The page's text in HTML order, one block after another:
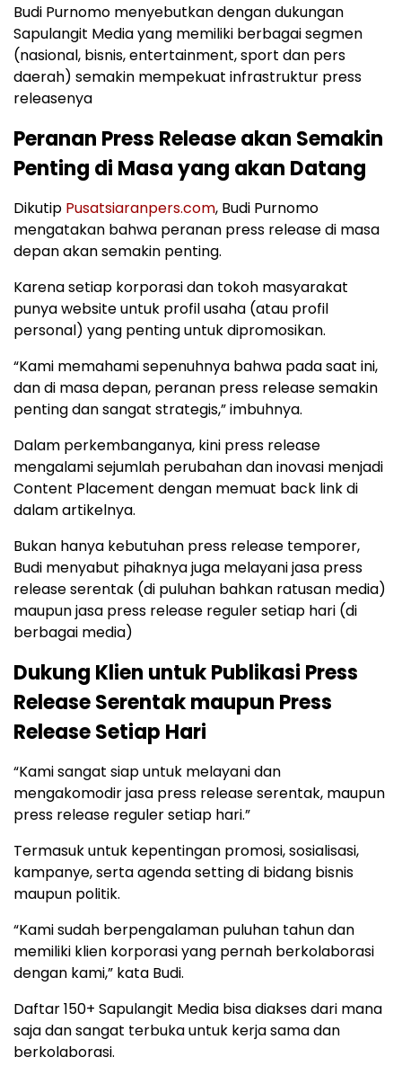
Budi Purnomo menyebutkan dengan dukungan
Sapulangit Media yang memiliki berbagai segmen
(nasional, bisnis, entertainment, sport dan pers
daerah) semakin mempekuat infrastruktur press
releasenya
Peranan Press Release akan Semakin
Penting di Masa yang akan Datang
Dikutip Pusatsiaranpers.com, Budi Purnomo
mengatakan bahwa peranan press release di masa
depan akan semakin penting.
Karena setiap korporasi dan tokoh masyarakat
punya website untuk profil usaha (atau profil
personal) yang penting untuk dipromosikan.
“Kami memahami sepenuhnya bahwa pada saat ini,
dan di masa depan, peranan press release semakin
penting dan sangat strategis,” imbuhnya.
Dalam perkembanganya, kini press release
mengalami sejumlah perubahan dan inovasi menjadi
Content Placement dengan memuat back link di
dalam artikelnya.
Bukan hanya kebutuhan press release temporer,
Budi menyabut pihaknya juga melayani jasa press
release serentak (di puluhan bahkan ratusan media)
maupun jasa press release reguler setiap hari (di
berbagai media)
Dukung Klien untuk Publikasi Press
Release Serentak maupun Press
Release Setiap Hari
“Kami sangat siap untuk melayani dan
mengakomodir jasa press release serentak, maupun
press release reguler setiap hari.”
Termasuk untuk kepentingan promosi, sosialisasi,
kampanye, serta agenda setting di bidang bisnis
maupun politik.
“Kami sudah berpengalaman puluhan tahun dan
memiliki klien korporasi yang pernah berkolaborasi
dengan kami,” kata Budi.
Daftar 150+ Sapulangit Media bisa diakses dari mana
saja dan sangat terbuka untuk kerja sama dan
berkolaborasi.